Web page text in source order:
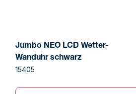
Jumbo NEO LCD Wetter-
Wanduhr schwarz
15405